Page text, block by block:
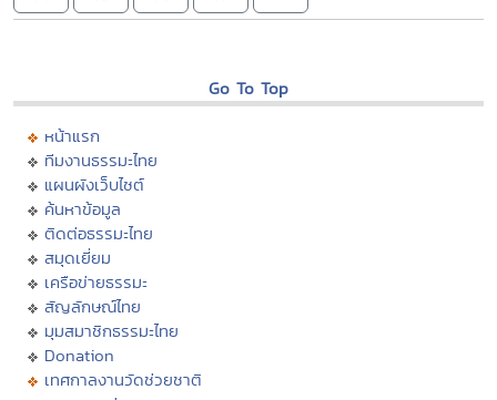
Go To Top
หน้าแรก
ทีมงานธรรมะไทย
แผนผังเว็บไซต์
ค้นหาข้อมูล
ติดต่อธรรมะไทย
สมุดเยี่ยม
เครือข่ายธรรมะ
สัญลักษณ์ไทย
มุมสมาชิกธรรมะไทย
Donation
เทศกาลงานวัดช่วยชาติ